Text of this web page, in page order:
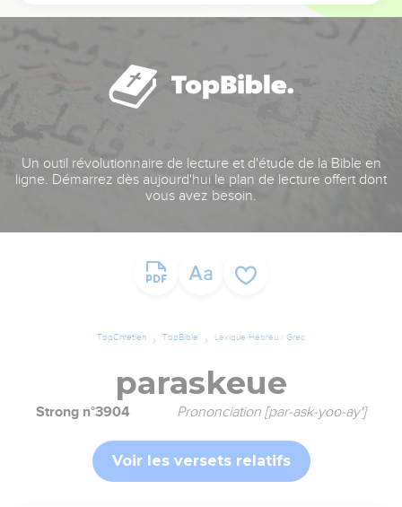
Un outil révolutionnaire de lecture et d'étude de la Bible en
ligne. Démarrez dès aujourd'hui le plan de lecture offert dont
vous avez besoin.
TopChrétien TopBible Lexique Hébreu / Grec
paraskeue
Strong n°3904 Prononciation [par-ask-yoo-ay']
Voir les versets relatifs